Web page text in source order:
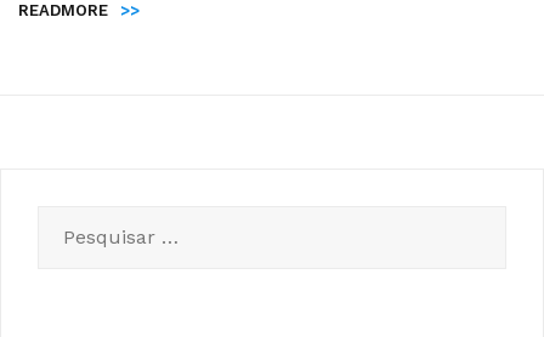
READMORE >>
por: